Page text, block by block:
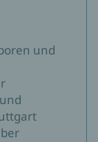
und